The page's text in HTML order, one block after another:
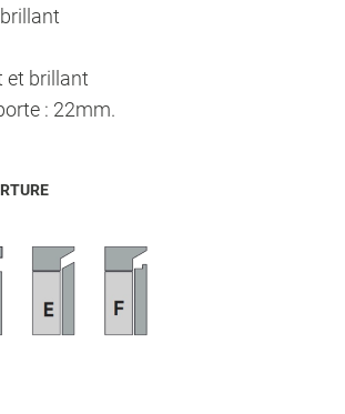
et brillant
: 22mm.